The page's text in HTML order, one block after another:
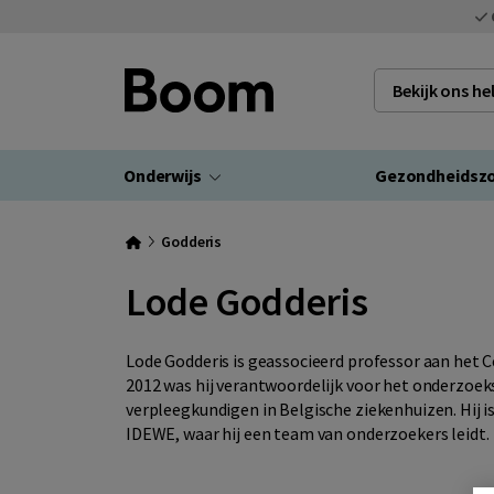
Bekijk ons
Onderwijs
Godderis
Lode Godderis
Lode Godderis is geassocieerd professor aan het
2012 was hij verantwoordelijk voor het
verpleegkundigen in Belgische ziekenhuizen. Hij
IDEWE, waar hij een team van onderzoekers leidt.